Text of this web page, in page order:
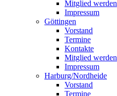
Mitglied werden
Impressum
Göttingen
Vorstand
Termine
Kontakte
Mitglied werden
Impressum
Harburg/Nordheide
Vorstand
Termine